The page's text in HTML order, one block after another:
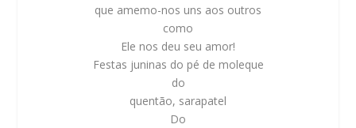
que amemo-nos uns aos outros
como
Ele nos deu seu amor!
Festas juninas do pé de moleque
do
quentão, sarapatel
Do